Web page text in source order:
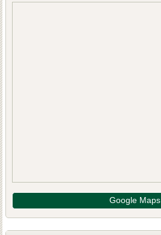
Google Maps